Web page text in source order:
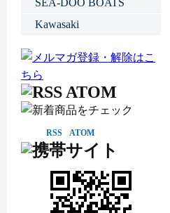
SEA-DOO BOATS
Kawasaki
RSS ATOM